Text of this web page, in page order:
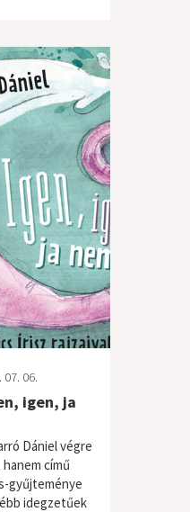
07. 06.
igen, ja
Dániel végre
című
gyűjteménye
idegzetűek